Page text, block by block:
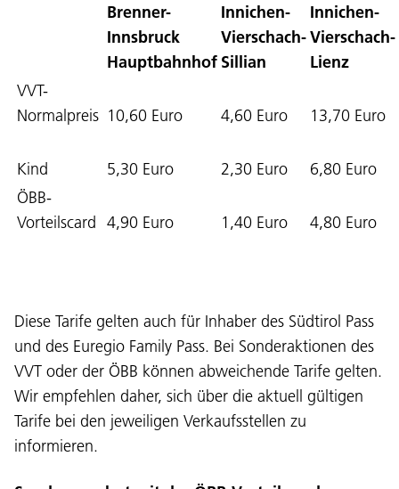
Brenner-
Innsbruck
Hauptbahnhof
Innichen-
Vierschach-
Sillian
Innichen-
Vierschach-
Lienz
VVT-
Normalpreis 10,60 Euro 4,60 Euro 13,70 Euro
Kind 5,30 Euro 2,30 Euro
6,80 Euro
ÖBB-
Vorteilscard 4,90 Euro 1,40 Euro 4,80 Euro
Diese Tarife gelten auch für Inhaber des Südtirol Pass
und des Euregio Family Pass. Bei Sonderaktionen des
VVT oder der ÖBB können abweichende Tarife gelten.
Wir empfehlen daher, sich über die aktuell gültigen
Tarife bei den jeweiligen Verkaufsstellen zu
informieren.